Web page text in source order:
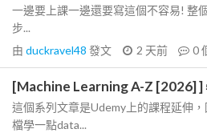
一邊要上課一邊還要寫這個不容易! 整
步...
由 duckravel48 發文 2 天前 0
[Machine Learning A-Z [2026] ]
這個系列文章是Udemy上的課程延伸
檔學一點data...